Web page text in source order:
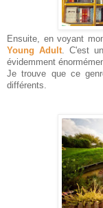
Ensuite, en voyant
Young Adult. C'est
évidemment
Je trouve que ce
différents.